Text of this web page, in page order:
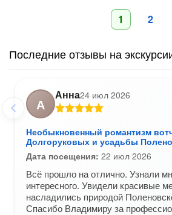
1 2
Последние отзывы на
А
Анна24 июл 2026
Необыкновенный романтизм
Долгоруковых и усадьбы
Дата посещения: 22 июл 2026
Всё прошло на отлично. Узнали
интересного. Увидели красивые
насладились природой
Спасибо Владимиру за